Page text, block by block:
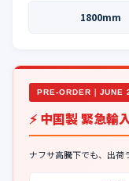
1800mm
PRE-ORDER｜JUNE
⚡ 中国製 緊急輸
ナフサ高騰下でも、出荷